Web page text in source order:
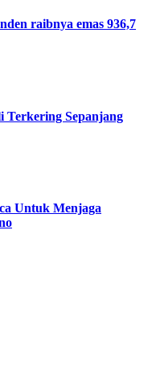
raibnya emas 936,7
Sepanjang
Untuk Menjaga